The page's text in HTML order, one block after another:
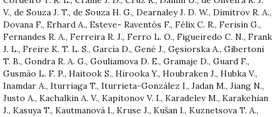
V., de Souza J. T., de Souza H. G., Dearnaley J. D. W., Dimitrov R. A.,
Dovana F., Erhard A., Esteve- Raventós F., Félix C. R., Ferisin G.,
Fernandes R. A., Ferreira R. J., Ferro L. O., Figueiredo C. N., Frank
J. L., Freire K. T. L. S., García D., Gené J., Gęsiorska A., Gibertoni
T. B., Gondra R. A. G., Gouliamova D. E., Gramaje D., Guard F.,
Gusmão L. F. P., Haitook S., Hirooka Y., Houbraken J., Hubka V.,
Inamdar A., Iturriaga T., Iturrieta-González I., Jadan M., Jiang N.,
Justo A., Kachalkin A. V., Kapitonov V. I., Karadelev M., Karakehian
J., Kasuya T., Kautmanová I., Kruse J., Kušan I., Kuznetsova T. A.,